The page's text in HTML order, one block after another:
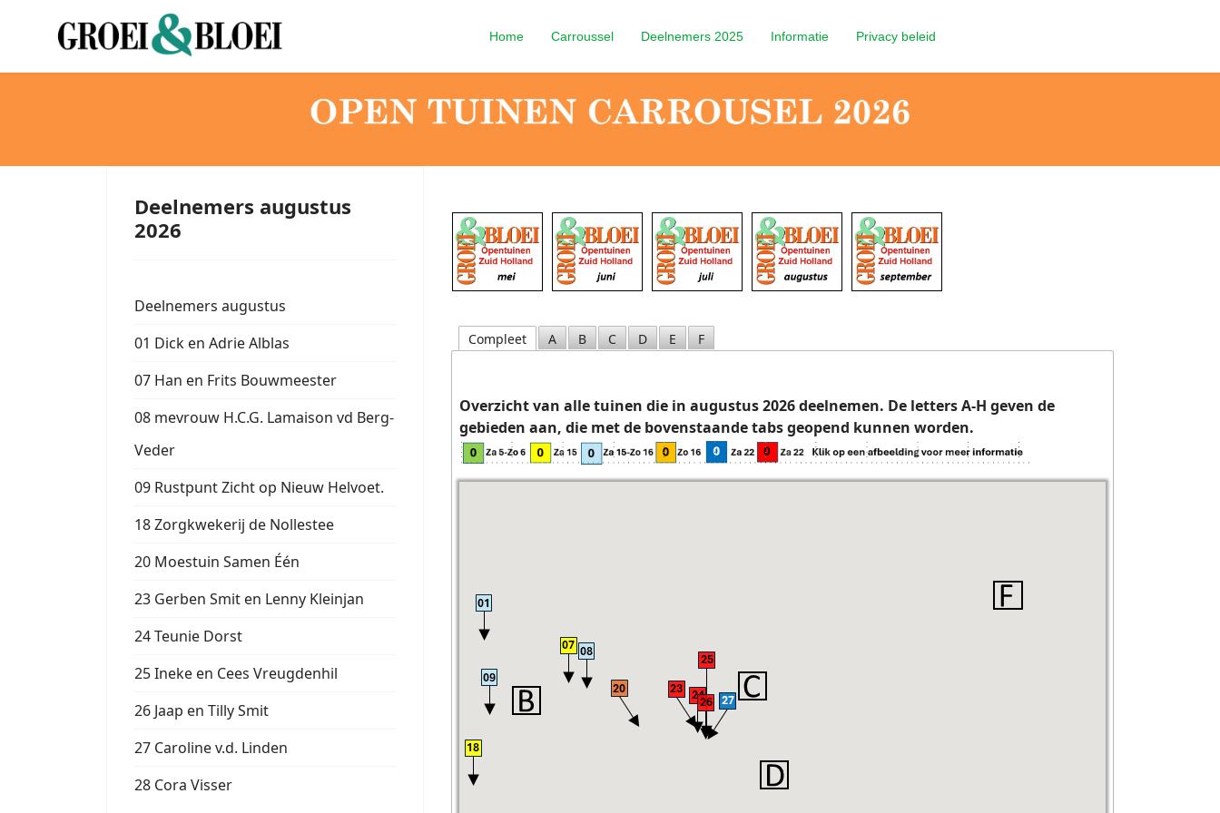
Home Carroussel Deelnemers 2025 Informatie Privacy beleid
Deelnemers augustus
2026
Deelnemers augustus
01 Dick en Adrie Alblas
07 Han en Frits Bouwmeester
08 mevrouw H.C.G. Lamaison vd Berg-
Veder
09 Rustpunt Zicht op Nieuw Helvoet.
18 Zorgkwekerij de Nollestee
20 Moestuin Samen Één
23 Gerben Smit en Lenny Kleinjan
24 Teunie Dorst
25 Ineke en Cees Vreugdenhil
26 Jaap en Tilly Smit
27 Caroline v.d. Linden
28 Cora Visser
Compleet A B C D E F
Overzicht van alle tuinen die in augustus 2026 deelnemen. De letters A-H geven de
gebieden aan, die met de bovenstaande tabs geopend kunnen worden.